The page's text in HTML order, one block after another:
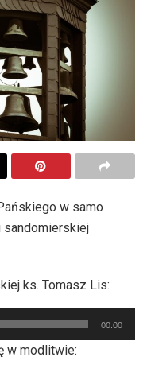
w samo
sandomierskiej
ks. Tomasz Lis:
00:00
w modlitwie: